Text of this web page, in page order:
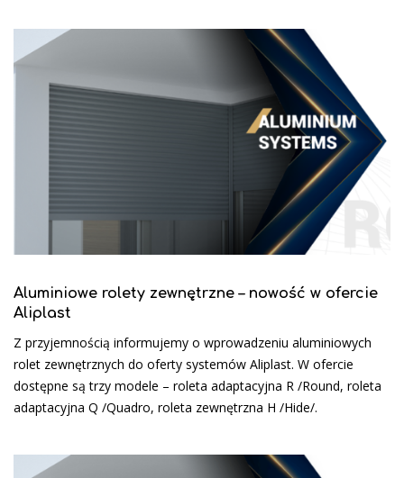
Aluminiowe rolety zewnętrzne – nowość w ofercie
Aliplast
Z przyjemnością informujemy o wprowadzeniu aluminiowych
rolet zewnętrznych do oferty systemów Aliplast. W ofercie
dostępne są trzy modele – roleta adaptacyjna R /Round, roleta
adaptacyjna Q /Quadro, roleta zewnętrzna H /Hide/.